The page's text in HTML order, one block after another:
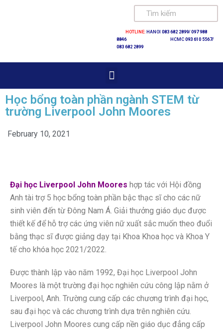
HOTLINE: HANOI 083 682 2899/ 097 988
8846
HCMC 093 610 5567/
083 682 2899
Học bổng toàn phần ngành STEM từ
trường Liverpool John Moores
February 10, 2021
Đại học Liverpool John Moores hợp tác với Hội đồng
Anh tài trợ 5 học bổng toàn phần bậc thạc sĩ cho các nữ
sinh viên đến từ Đông Nam Á. Giải thưởng giáo dục được
thiết kế để hỗ trợ các ứng viên nữ xuất sắc muốn theo đuổi
bằng thạc sĩ được giảng dạy tại Khoa Khoa học và Khoa Y
tế cho khóa học 2021/2022.
Được thành lập vào năm 1992, Đại học Liverpool John
Moores là một trường đại học nghiên cứu công lập nằm ở
Liverpool, Anh. Trường cung cấp các chương trình đại học,
sau đại học và các chương trình dựa trên nghiên cứu.
Liverpool John Moores cung cấp nền giáo dục đẳng cấp